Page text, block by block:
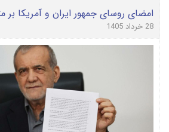
امضای روسای جمهور ایران و آمریکا بر
28 خرداد 1405